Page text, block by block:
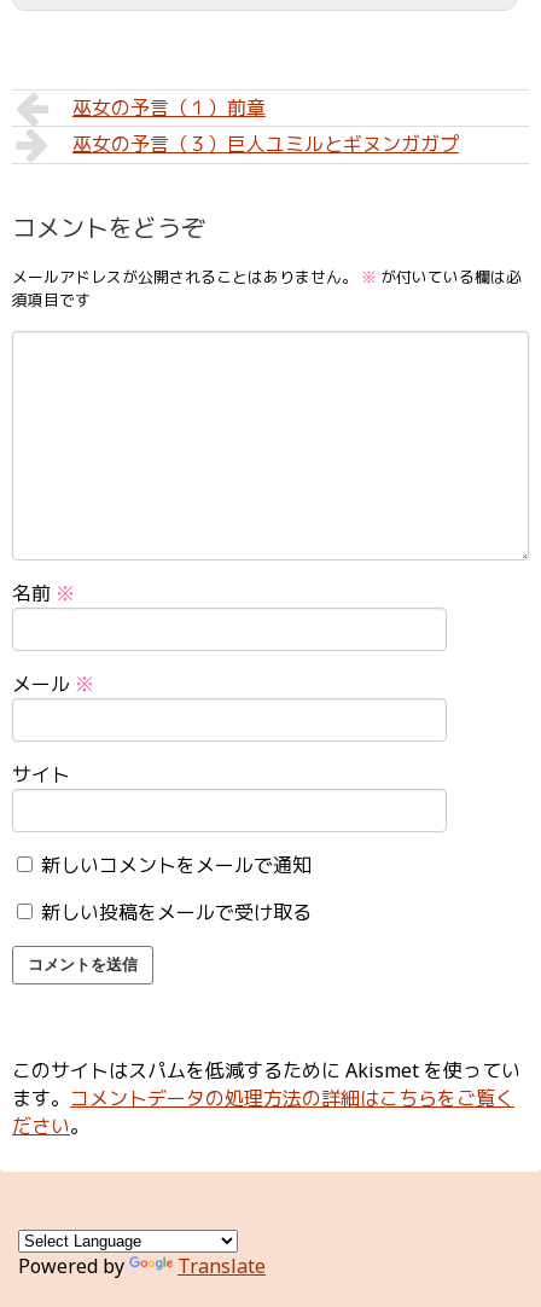
巫女の予言（１）前章
巫女の予言（３）巨人ユミルとギヌンガガプ
コメントをどうぞ
メールアドレスが公開されることはありません。 ※ が付いている欄は必
須項目です
名前 ※
メール ※
サイト
新しいコメントをメールで通知
新しい投稿をメールで受け取る
このサイトはスパムを低減するために Akismet を使ってい
ます。 コメントデータの処理方法の詳細はこちらをご覧く
ださい。
Powered by Translate